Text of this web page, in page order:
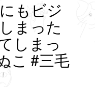
もビジ
まった
しまっ
こ #三毛